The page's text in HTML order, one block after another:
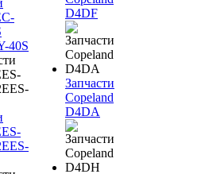
40S
D4DF
Запчасти
Copeland
D4DA